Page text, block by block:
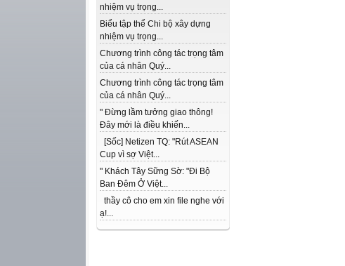
nhiệm vụ trọng...
Biểu tập thể Chi bộ xây dựng
nhiệm vụ trọng...
Chương trình công tác trọng tâm
của cá nhân Quý...
Chương trình công tác trọng tâm
của cá nhân Quý...
" Đừng lầm tưởng giao thông!
Đây mới là điều khiến...
[Sốc] Netizen TQ: "Rút ASEAN
Cup vì sợ Việt...
" Khách Tây Sững Sờ: "Đi Bộ
Ban Đêm Ở Việt...
thầy cô cho em xin file nghe với
ạ!...